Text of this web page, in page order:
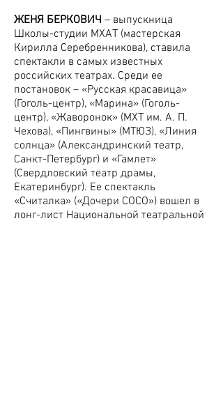
ЖЕНЯ БЕРКОВИЧ – выпускница
Школы-студии МХАТ (мастерская
Кирилла Серебренникова), ставила
спектакли в самых известных
российских театрах. Среди ее
постановок – «Русская красавица»
(Гоголь-центр), «Марина» (Гоголь-
центр), «Жаворонок» (МХТ им. А. П.
Чехова), «Пингвины» (МТЮЗ), «Линия
солнца» (Александринский театр,
Санкт-Петербург) и «Гамлет»
(Свердловский театр драмы,
Екатеринбург). Ее спектакль
«Считалка» («Дочери СОСО») вошел в
лонг-лист Национальной театральной